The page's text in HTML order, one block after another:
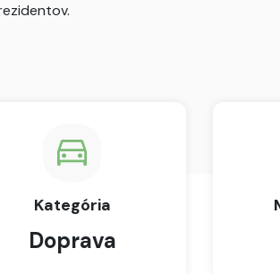
Kategória
Doprava